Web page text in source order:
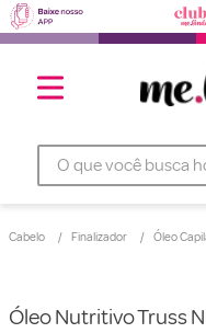
O que você busca
Cabelo Finalizador Óleo
Óleo Nutritivo Truss